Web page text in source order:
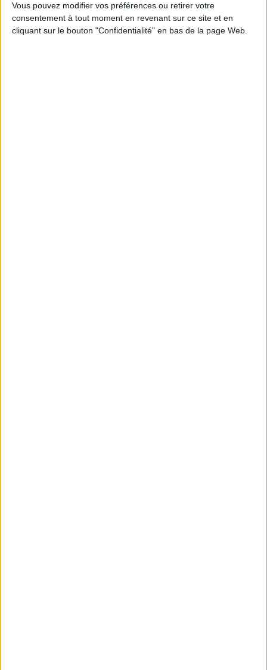
Vous pouvez modifier vos préférences ou retirer votre
consentement à tout moment en revenant sur ce site et en
cliquant sur le bouton "Confidentialité" en bas de la page Web.